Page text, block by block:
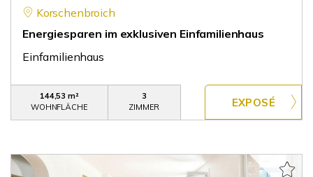
Korschenbroich
Energiesparen im exklusiven Einfamilienhaus
Einfamilienhaus
144,53 m²
WOHNFLÄCHE
3
ZIMMER